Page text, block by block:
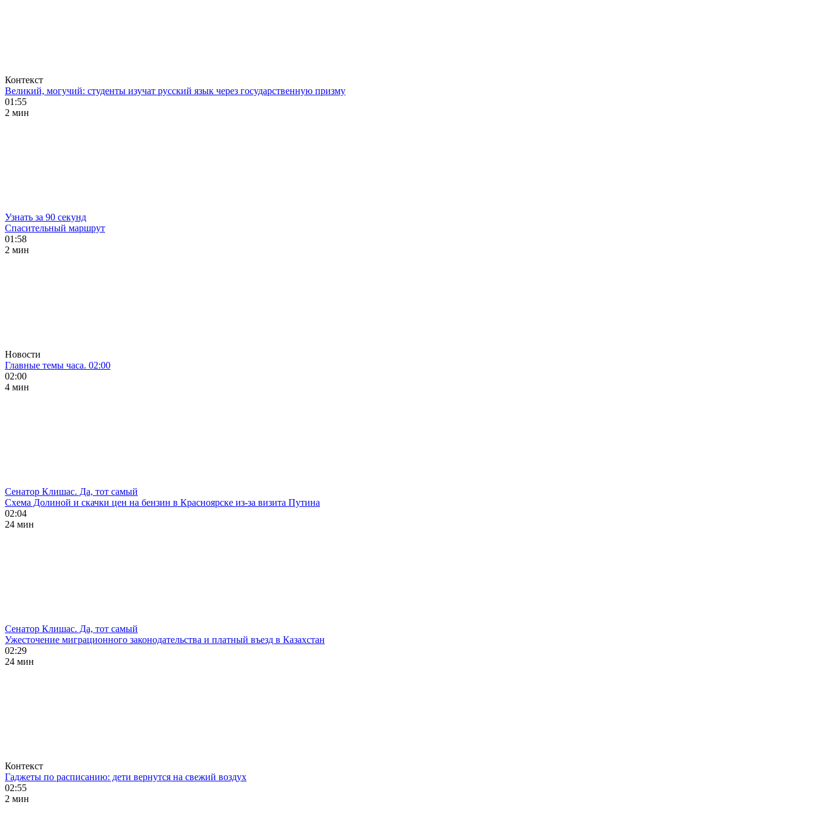
Контекст
Великий, могучий: студенты изучат русский язык через государственную призму
01:55
2 мин
Узнать за 90 секунд
Спасительный маршрут
01:58
2 мин
Новости
Главные темы часа. 02:00
02:00
4 мин
Сенатор Клишас. Да, тот самый
Схема Долиной и скачки цен на бензин в Красноярске из-за визита Путина
02:04
24 мин
Сенатор Клишас. Да, тот самый
Ужесточение миграционного законодательства и платный въезд в Казахстан
02:29
24 мин
Контекст
Гаджеты по расписанию: дети вернутся на свежий воздух
02:55
2 мин